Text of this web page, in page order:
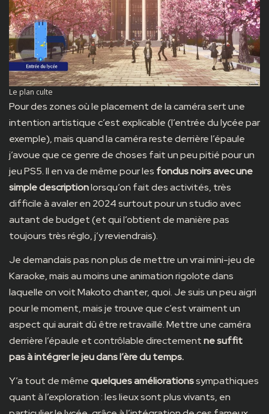
Le plan culte
Pour des zones où le placement de la caméra sert une
intention artistique c’est explicable (l’entrée du lycée par
exemple), mais quand la caméra reste derrière l’épaule
j’avoue que ce genre de choses fait un peu pitié pour un
jeu PS5. Il en va de même pour les fondus noirs avec une
simple descriptionlorsqu’on fait des activités, très
difficile à avaler en 2024 surtout pour un studio avec
autant de budget (et qui l’obtient de manière pas
toujours très réglo, j’y reviendrais).
Je demandais pas non plus de mettre un vrai mini-jeu de
Karaoke, mais au moins une animation rigolote dans
laquelle on voit Makoto chanter, quoi. Je suis un peu aigri
pour le moment, mais je trouve que c’est vraiment un
aspect qui aurait dû être retravaillé. Mettre une caméra
derrière l’épaule et contrôlable directementne suffit
pas à intégrer le jeu dans l’ère du temps.
Y’a tout de mêmequelques améliorationssympathiques
quant à l’exploration : les lieux sont plus vivants, en